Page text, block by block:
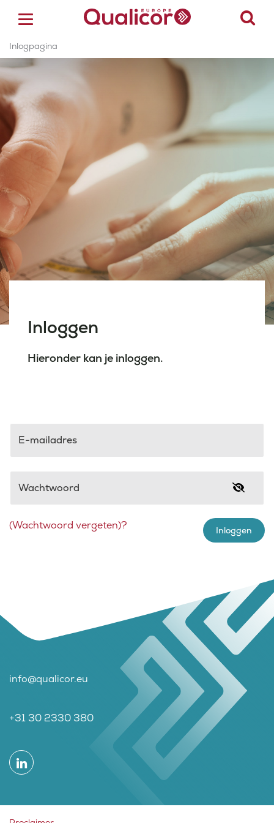
ACCREDITATIE
CERTIFICERING
ACADEMY
ZORGSECTOREN
OVER ONS
CONTACT
Inlogpagina
Inloggen
Hieronder kan je inloggen.
E-mailadres
Wachtwoord
Inloggen
(Wachtwoord vergeten)?
info@qualicor.eu
+31 30 2330 380